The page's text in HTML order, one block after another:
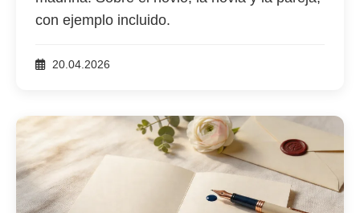
con ejemplo incluido.
20.04.2026